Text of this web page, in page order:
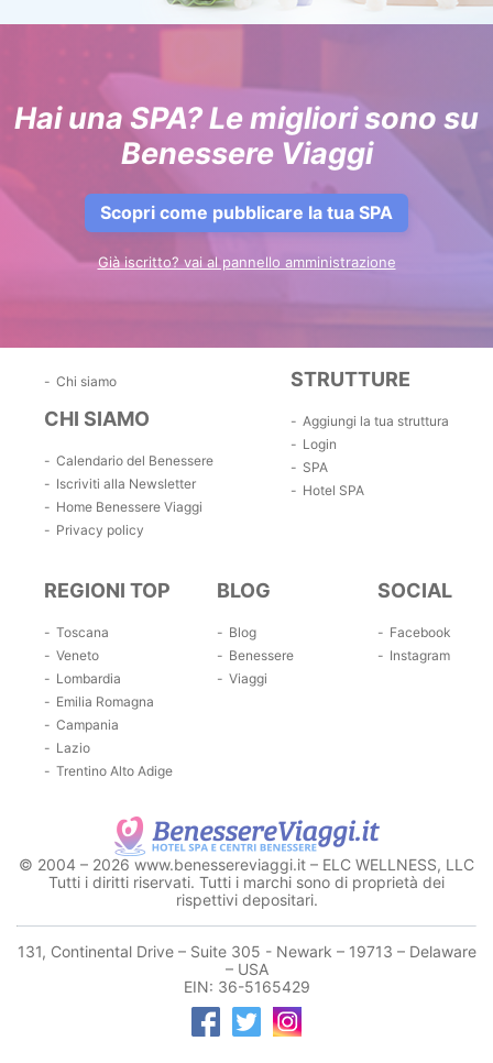
Hai una SPA? Le migliori sono su
Benessere Viaggi
Scopri come pubblicare la tua SPA
Già iscritto? vai al pannello amministrazione
Chi siamo
CHI SIAMO
Calendario del Benessere
Iscriviti alla Newsletter
Home Benessere Viaggi
Privacy policy
STRUTTURE
Aggiungi la tua struttura
Login
SPA
Hotel SPA
REGIONI TOP
Toscana
Veneto
Lombardia
Emilia Romagna
Campania
Lazio
Trentino Alto Adige
BLOG
Blog
Benessere
Viaggi
SOCIAL
Facebook
Instagram
© 2004 – 2026 www.benessereviaggi.it – ELC WELLNESS, LLC
Tutti i diritti riservati. Tutti i marchi sono di proprietà dei
rispettivi depositari.
131, Continental Drive – Suite 305 - Newark – 19713 – Delaware
– USA
EIN: 36-5165429